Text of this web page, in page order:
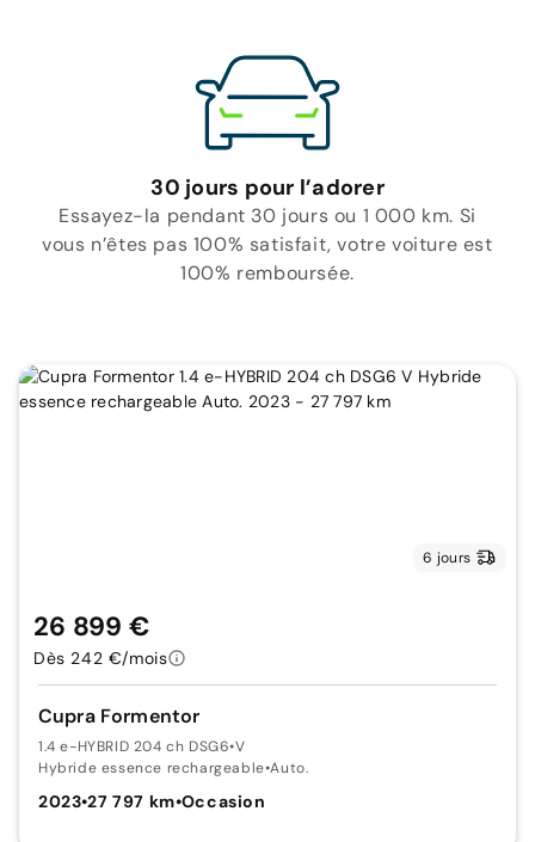
30 jours pour l’adorer
Essayez-la pendant 30 jours ou 1 000 km. Si
vous n’êtes pas 100% satisfait, votre voiture est
100% remboursée.
6 jours
Cupra Formentor
1.4 e-HYBRID 204 ch DSG6•V
Hybride essence rechargeable•Auto.
2023•27 797 km•Occasion
26 899 €
Dès 242 €/mois